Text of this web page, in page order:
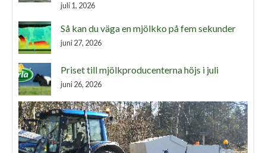
juli 1, 2026
Så kan du väga en mjölkko på fem sekunder
juni 27, 2026
Priset till mjölkproducenterna höjs i juli
juni 26, 2026